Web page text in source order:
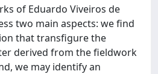
of Eduardo Viveiros de
two main aspects: we find
that transfigure the
derived from the fieldwork
we may identify an